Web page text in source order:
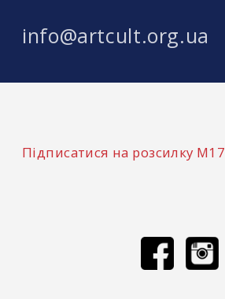
info@artcult.org.ua
Підписатися на розсилку М17